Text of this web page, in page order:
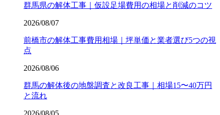
群馬県の解体工事｜仮設足場費用の相場と削減のコツ
2026/08/07
前橋市の解体工事費用相場｜坪単価と業者選び5つの視
点
2026/08/06
群馬の解体後の地盤調査と改良工事｜相場15〜40万円
と流れ